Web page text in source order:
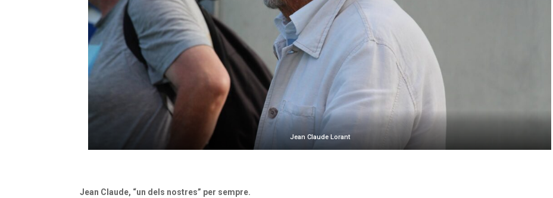
Jean Claude Lorant
Jean Claude, “un dels nostres” per sempre.